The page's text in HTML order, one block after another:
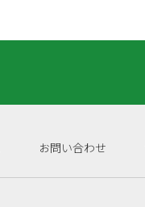
お問い合わせ